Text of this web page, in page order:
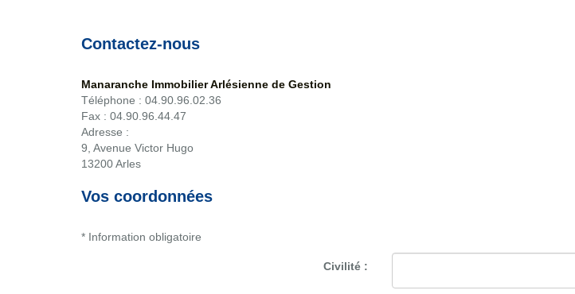
Contactez-nous
Manaranche Immobilier Arlésienne de Gestion
Téléphone : 04.90.96.02.36
Fax : 04.90.96.44.47
Adresse :
9, Avenue Victor Hugo
13200Arles
Vos coordonnées
* Information obligatoire
Civilité :